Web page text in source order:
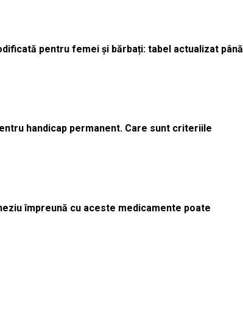
pentru femei și bărbați: tabel actualizat până
handicap permanent. Care sunt criteriile
împreună cu aceste medicamente poate